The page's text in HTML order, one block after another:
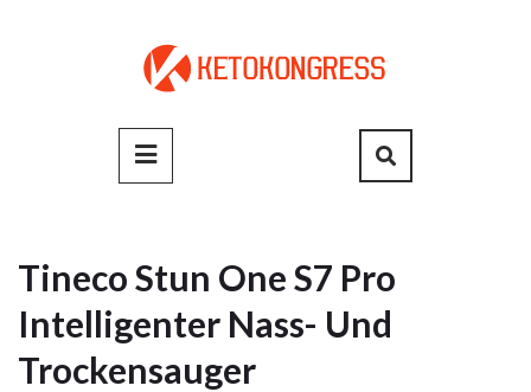
Primary
Menu
Tineco Stun One S7 Pro
Intelligenter Nass- Und
Trockensauger